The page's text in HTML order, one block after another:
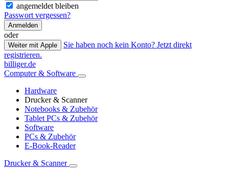
angemeldet bleiben
Passwort vergessen?
Anmelden
oder
Weiter mit Apple
Sie haben noch kein Konto? Jetzt direkt
registrieren.
billiger.de
Computer & Software
Hardware
Drucker & Scanner
Notebooks & Zubehör
Tablet PCs & Zubehör
Software
PCs & Zubehör
E-Book-Reader
Drucker & Scanner